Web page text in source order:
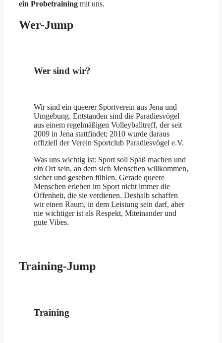
ein Probetraining mit uns.
Wer-Jump
Wer sind wir?
Wir sind ein queerer Sportverein aus Jena und
Umgebung. Entstanden sind die Paradiesvögel
aus einem regelmäßigen Volleyballtreff, der seit
2009 in Jena stattfindet; 2010 wurde daraus
offiziell der Verein Sportclub Paradiesvögel e.V.
Was uns wichtig ist: Sport soll Spaß machen und
ein Ort sein, an dem sich Menschen willkommen,
sicher und gesehen fühlen. Gerade queere
Menschen erleben im Sport nicht immer die
Offenheit, die sie verdienen. Deshalb schaffen
wir einen Raum, in dem Leistung sein darf, aber
nie wichtiger ist als Respekt, Miteinander und
gute Vibes.
Training-Jump
Training